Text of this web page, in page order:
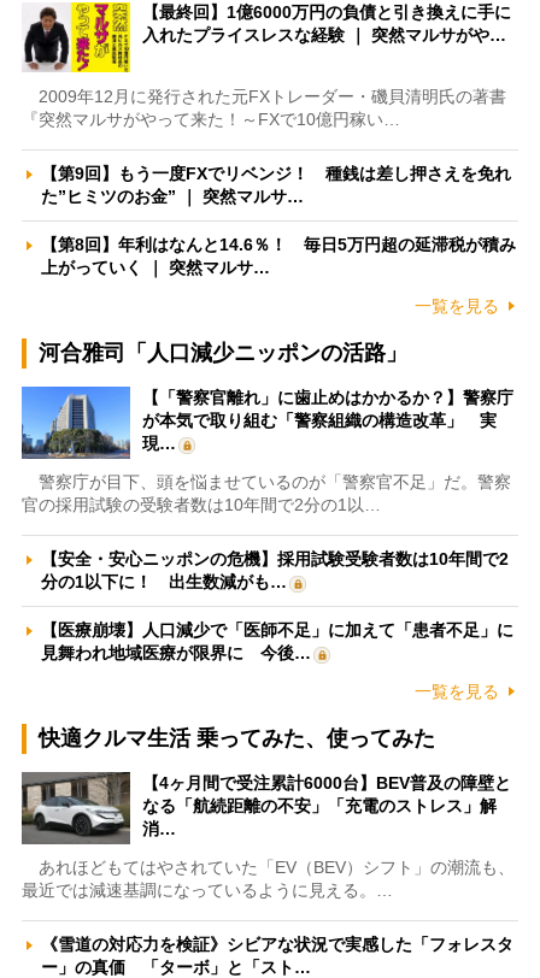
【最終回】1億6000万円の負債と引き換えに手に
入れたプライスレスな経験 ｜ 突然マルサがや…
2009年12月に発行された元FXトレーダー・磯貝清明氏の著書
『突然マルサがやって来た！～FXで10億円稼い…
【第9回】もう一度FXでリベンジ！ 種銭は差し押さえを免れ
た”ヒミツのお金” ｜ 突然マルサ…
【第8回】年利はなんと14.6％！ 毎日5万円超の延滞税が積み
上がっていく ｜ 突然マルサ…
一覧を見る
河合雅司「人口減少ニッポンの活路」
【「警察官離れ」に歯止めはかかるか？】警察庁
が本気で取り組む「警察組織の構造改革」 実
現…
警察庁が目下、頭を悩ませているのが「警察官不足」だ。警察
官の採用試験の受験者数は10年間で2分の1以…
【安全・安心ニッポンの危機】採用試験受験者数は10年間で2
分の1以下に！ 出生数減がも…
【医療崩壊】人口減少で「医師不足」に加えて「患者不足」に
見舞われ地域医療が限界に 今後…
一覧を見る
快適クルマ生活 乗ってみた、使ってみた
【4ヶ月間で受注累計6000台】BEV普及の障壁と
なる「航続距離の不安」「充電のストレス」解
消…
あれほどもてはやされていた「EV（BEV）シフト」の潮流も、
最近では減速基調になっているように見える。…
《雪道の対応力を検証》シビアな状況で実感した「フォレスタ
ー」の真価 「ターボ」と「スト…